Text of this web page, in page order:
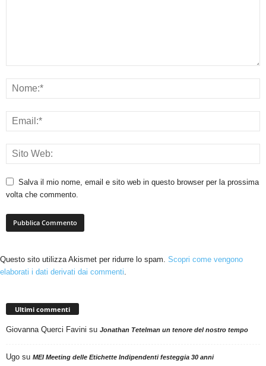
Salva il mio nome, email e sito web in questo browser per la prossima
volta che commento.
Questo sito utilizza Akismet per ridurre lo spam. Scopri come vengono
elaborati i dati derivati dai commenti.
Ultimi commenti
Giovanna Querci Favini su Jonathan Tetelman un tenore del nostro tempo
Ugo su MEI Meeting delle Etichette Indipendenti festeggia 30 anni